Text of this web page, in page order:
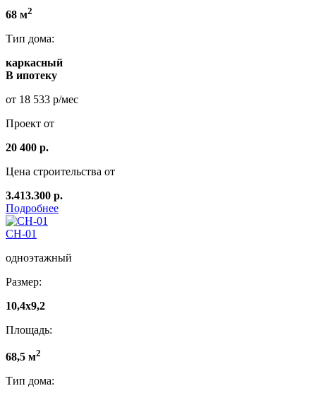
68 м2
Тип дома:
каркасный
В ипотеку
от 18 533 р/мес
Проект от
20 400 р.
Цена строительства от
3.413.300 р.
Подробнее
СН-01
одноэтажный
Размер:
10,4х9,2
Площадь:
68,5 м2
Тип дома: